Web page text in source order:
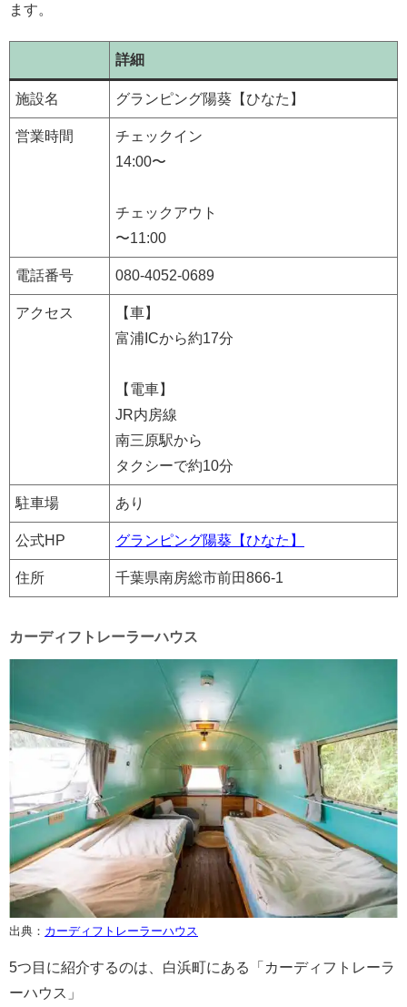
ます。
詳細
施設名 グランピング陽葵【ひなた】
営業時間
チェックイン
14:00〜
チェックアウト
〜11:00
電話番号 080-4052-0689
アクセス
【車】
富浦ICから約17分
【電車】
JR内房線
南三原駅から
タクシーで約10分
駐車場 あり
公式HP グランピング陽葵【ひなた】
住所 千葉県南房総市前田866-1
カーディフトレーラーハウス
出典： カーディフトレーラーハウス
5つ目に紹介するのは、白浜町にある「カーディフトレーラ
ーハウス」